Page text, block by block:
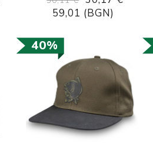
59,01 (BGN)
40%